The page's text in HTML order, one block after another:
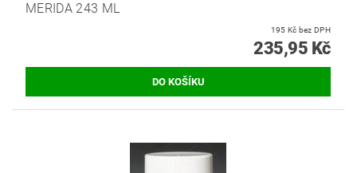
MERIDA 243 ML
195 Kč bez DPH
235,95 Kč